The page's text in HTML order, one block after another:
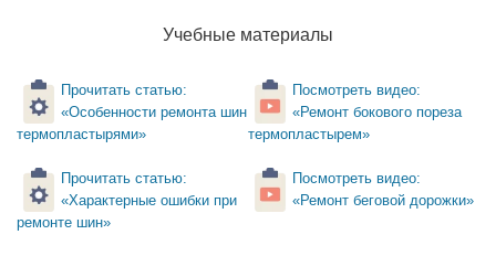
Учебные материалы
Прочитать статью:
«Особенности ремонта шин
термопластырями»
Прочитать статью:
«Характерные ошибки при
ремонте шин»
Посмотреть видео:
«Ремонт бокового пореза
термопластырем»
Посмотреть видео:
«Ремонт беговой дорожки»